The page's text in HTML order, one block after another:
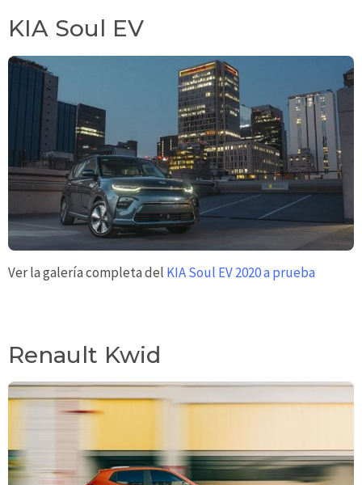
KIA Soul EV
Ver la galería completa del KIA Soul EV 2020 a prueba
Renault Kwid